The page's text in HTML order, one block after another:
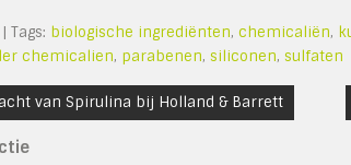
| Tags: biologische ingrediënten, chemicaliën,
chemicalien, parabenen, siliconen, sulfaten
van Spirulina bij Holland & Barrett